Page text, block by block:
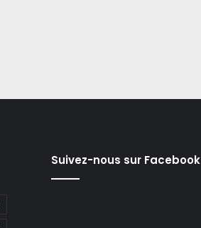
Suivez-nous sur Facebook